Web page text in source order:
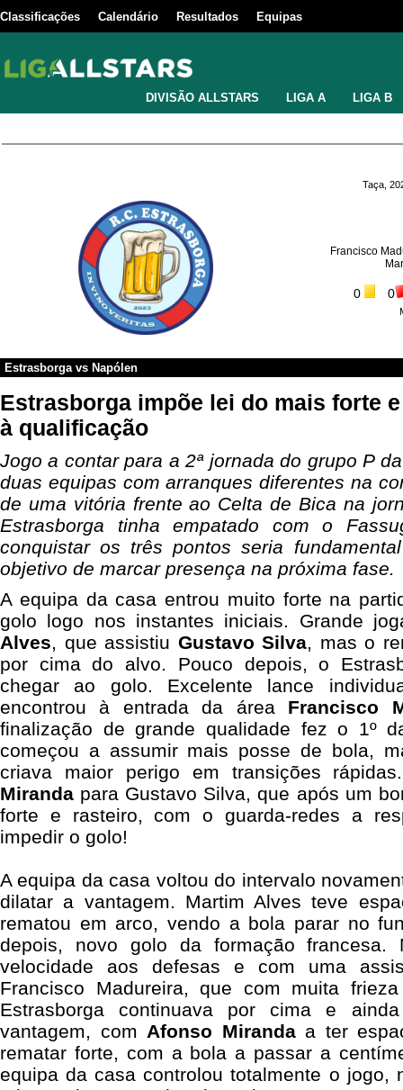
Classificações Calendário Resultados Equipas
DIVISÃO ALLSTARS LIGA A LIGA B
Taça,
Francisco
0 0
Estrasborgavs Napólen
Estrasborga impõe lei do mais forte
à qualificação
Jogo a contar para a 2ª jornada do grupo P
duas equipas com arranques diferentes na
de uma vitória frente ao Celta de Bica na
Estrasborga tinha empatado com o
conquistar os três pontos seria
objetivo de marcar presença na próxima fase.
A equipa da casa entrou muito forte na
golo logo nos instantes iniciais. Grande
Alves, que assistiu Gustavo Silva, mas o
por cima do alvo. Pouco depois, o
chegar ao golo. Excelente lance
encontrou à entrada da área Francisco
finalização de grande qualidade fez o 1º
começou a assumir mais posse de bola,
criava maior perigo em transições
Miranda para Gustavo Silva, que após um
forte e rasteiro, com o guarda-redes a
impedir o golo!
A equipa da casa voltou do intervalo
dilatar a vantagem. Martim Alves teve
rematou em arco, vendo a bola parar no
depois, novo golo da formação francesa.
velocidade aos defesas e com uma
Francisco Madureira, que com muita
Estrasborga continuava por cima e
vantagem, com Afonso Mirandaa ter
rematar forte, com a bola a passar a
equipa da casa controlou totalmente o jogo,